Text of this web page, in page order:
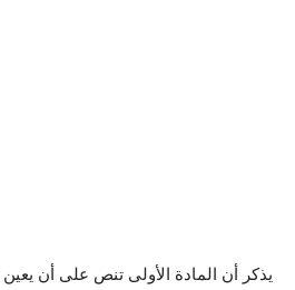
يذكر أن المادة الأولى تنص على أن